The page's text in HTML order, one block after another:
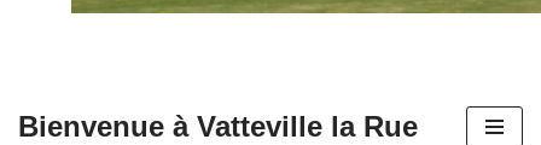
Bienvenue à Vatteville la Rue